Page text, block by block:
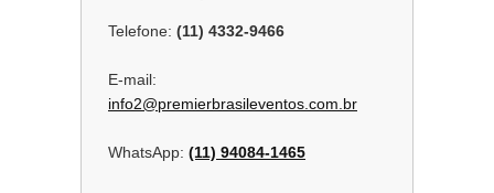
Telefone: (11) 4332-9466
E-mail:
info2@premierbrasileventos.com.br
WhatsApp: (11) 94084-1465